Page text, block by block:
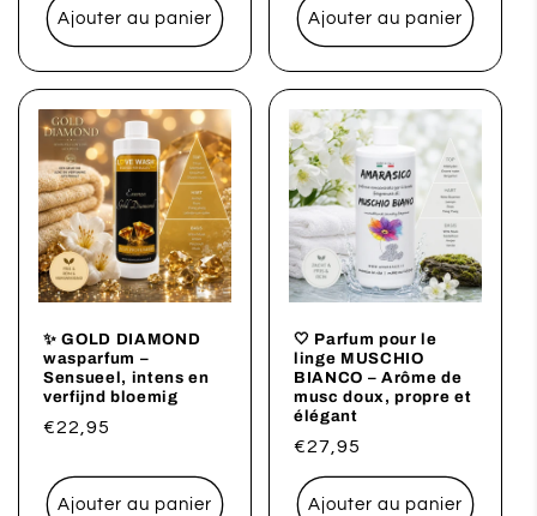
Ajouter au panier Ajouter au panier
✨ GOLD DIAMOND
wasparfum –
Sensueel, intens en
verfijnd bloemig
Prix
€22,95
Ajouter au panier
🤍 Parfum pour le
linge MUSCHIO
BIANCO – Arôme de
musc doux, propre et
élégant
Prix
habituel
€27,95
Ajouter au panier